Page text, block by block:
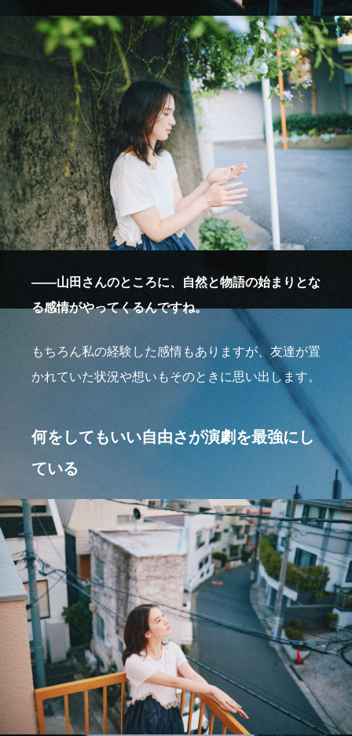
――山田さんのところに、自然と物語の始まりとな
る感情がやってくるんですね。
もちろん私の経験した感情もありますが、友達が置
かれていた状況や想いもそのときに思い出します。
何をしてもいい自由さが演劇を最強にし
ている